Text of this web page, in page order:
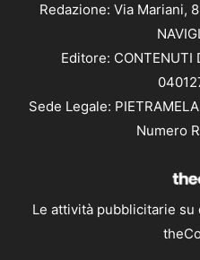
Redazione: Via Mariani,
Editore: CONTENUTI
Sede Legale:
Numero
Le attività pubblicitarie